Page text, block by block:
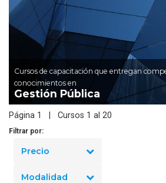
Cursos de capacitación que entregan
conocimientos en
Gestión Pública
Página 1 | Cursos 1 al 20
Filtrar por:
Precio
Modalidad